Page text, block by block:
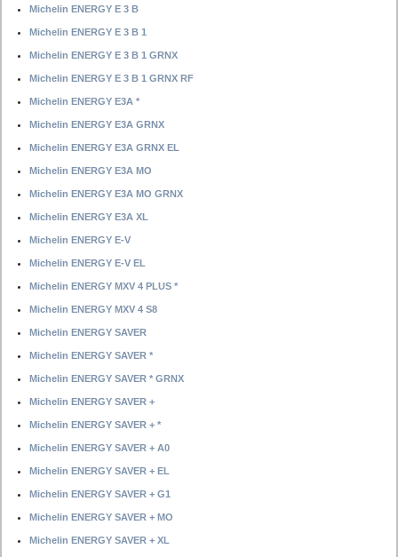
Michelin ENERGY E 3 B
Michelin ENERGY E 3 B 1
Michelin ENERGY E 3 B 1 GRNX
Michelin ENERGY E 3 B 1 GRNX RF
Michelin ENERGY E3A *
Michelin ENERGY E3A GRNX
Michelin ENERGY E3A GRNX EL
Michelin ENERGY E3A MO
Michelin ENERGY E3A MO GRNX
Michelin ENERGY E3A XL
Michelin ENERGY E-V
Michelin ENERGY E-V EL
Michelin ENERGY MXV 4 PLUS *
Michelin ENERGY MXV 4 S8
Michelin ENERGY SAVER
Michelin ENERGY SAVER *
Michelin ENERGY SAVER * GRNX
Michelin ENERGY SAVER +
Michelin ENERGY SAVER + *
Michelin ENERGY SAVER + A0
Michelin ENERGY SAVER + EL
Michelin ENERGY SAVER + G1
Michelin ENERGY SAVER + MO
Michelin ENERGY SAVER + XL